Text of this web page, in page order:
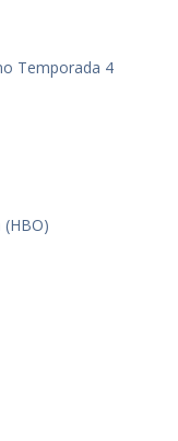
Temporada 4